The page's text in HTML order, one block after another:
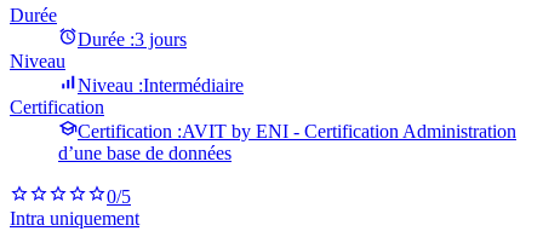
Durée
Durée :3 jours
Niveau
Niveau :Intermédiaire
Certification
Certification :AVIT by ENI - Certification Administration
d’une base de données
0/5
Intra uniquement